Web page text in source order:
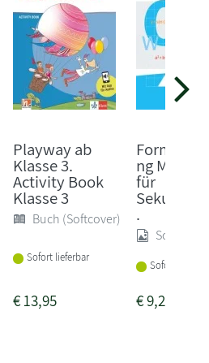
Playway ab
Klasse 3.
Activity Book
Klasse 3
Buch (Softcover)
Sofort lieferbar
€13,95
ng
für
.
Sonstige
Sofort
€9,25